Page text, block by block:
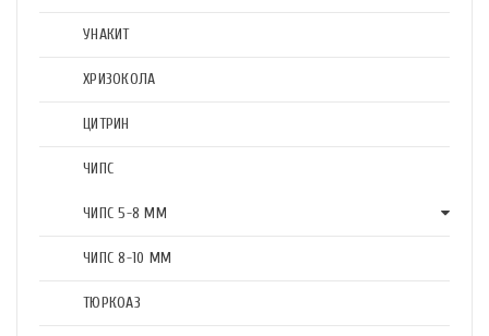
УНАКИТ
ХРИЗОКОЛА
ЦИТРИН
ЧИПС
ЧИПС 5-8 ММ
ЧИПС 8-10 ММ
ТЮРКОАЗ